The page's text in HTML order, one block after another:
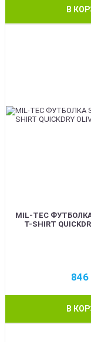
В
MIL-TEC
T-SHIRT
846
В